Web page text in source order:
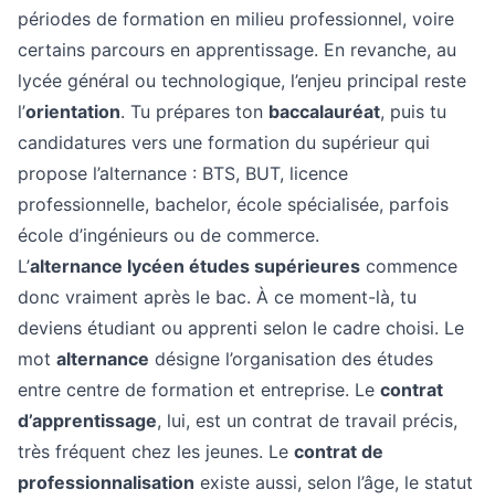
périodes de formation en milieu professionnel, voire
certains parcours en apprentissage. En revanche, au
lycée général ou technologique, l’enjeu principal reste
l’orientation. Tu prépares ton baccalauréat, puis tu
candidatures vers une formation du supérieur qui
propose l’alternance : BTS, BUT, licence
professionnelle, bachelor, école spécialisée, parfois
école d’ingénieurs ou de commerce.
L’alternance lycéen études supérieures commence
donc vraiment après le bac. À ce moment-là, tu
deviens étudiant ou apprenti selon le cadre choisi. Le
mot alternance désigne l’organisation des études
entre centre de formation et entreprise. Le contrat
d’apprentissage, lui, est un contrat de travail précis,
très fréquent chez les jeunes. Le contrat de
professionnalisation existe aussi, selon l’âge, le statut